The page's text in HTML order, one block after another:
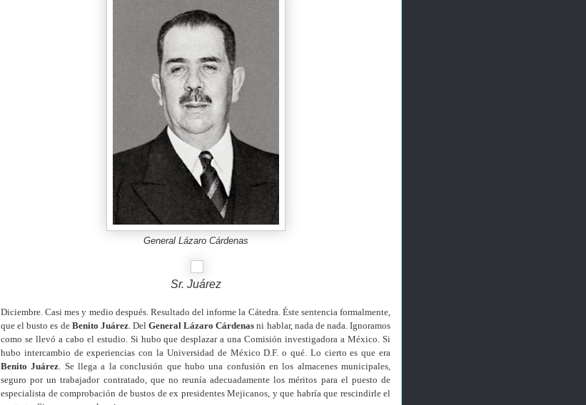
General Lázaro Cárdenas
Sr. Juárez
Diciembre. Casi mes y medio después. Resultado del informe la Cátedra. Éste sentencia formalmente,
que el busto es de Benito Juárez. Del General Lázaro Cárdenas ni hablar, nada de nada. Ignoramos
como se llevó a cabo el estudio. Si hubo que desplazar a una Comisión investigadora a México. Si
hubo intercambio de experiencias con la Universidad de México D.F. o qué. Lo cierto es que era
Benito Juárez. Se llega a la conclusión que hubo una confusión en los almacenes municipales,
seguro por un trabajador contratado, que no reunía adecuadamente los méritos para el puesto de
especialista de comprobación de bustos de ex presidentes Mejicanos, y que habría que rescindirle el